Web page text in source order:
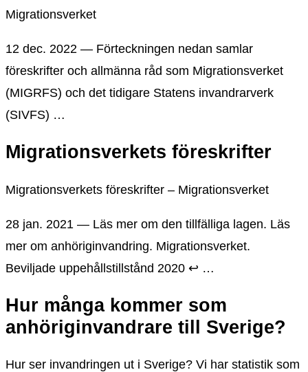
Migrationsverket
12 dec. 2022 — Förteckningen nedan samlar
föreskrifter och allmänna råd som Migrationsverket
(MIGRFS) och det tidigare Statens invandrarverk
(SIVFS) …
Migrationsverkets föreskrifter
Migrationsverkets föreskrifter – Migrationsverket
28 jan. 2021 — Läs mer om den tillfälliga lagen. Läs
mer om anhöriginvandring. Migrationsverket.
Beviljade uppehållstillstånd 2020 ↩ …
Hur många kommer som
anhöriginvandrare till Sverige?
Hur ser invandringen ut i Sverige? Vi har statistik som